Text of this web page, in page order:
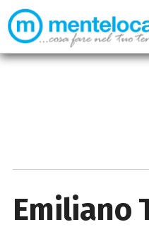
Emiliano